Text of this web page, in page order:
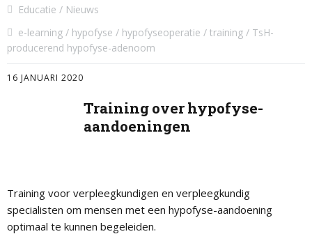
Educatie
Nieuws
e-learning
hypofyse hypofyseoperatie training
TsH-
producerend hypofyse-adenoom
16 JANUARI 2020
Training over hypofyse-
aandoeningen
Training voor verpleegkundigen en verpleegkundig
specialisten om mensen met een hypofyse-aandoening
optimaal te kunnen begeleiden.